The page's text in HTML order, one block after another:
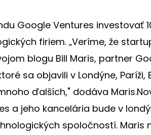
Google Ventures investovať
firiem. „Veríme, že
blogu Bill Maris, partner
sa objavili v Londýne, Paríži,
ďalších," dodáva
a jeho kancelária bude v
spoločností.